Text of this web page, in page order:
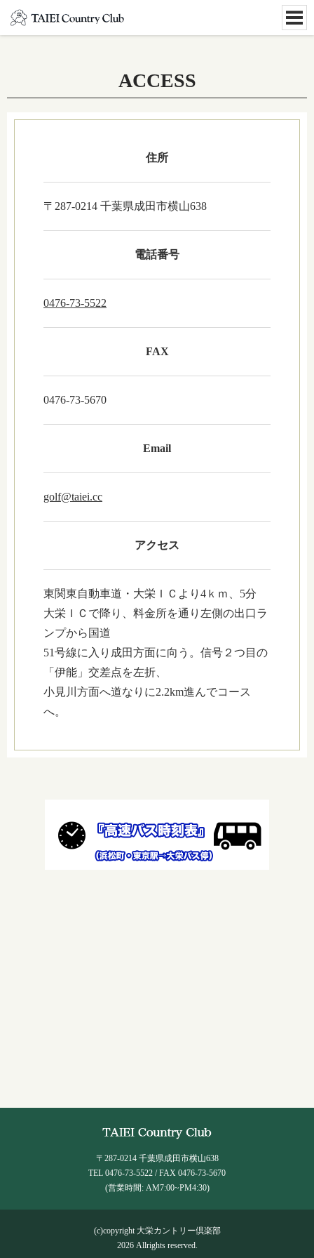
ACCESS
住所
〒287-0214 千葉県成田市横山638
電話番号
0476-73-5522
FAX
0476-73-5670
Email
golf@taiei.cc
アクセス
東関東自動車道・大栄ＩＣより4ｋｍ、5分
大栄ＩＣで降り、料金所を通り左側の出口ラ
ンプから国道
51号線に入り成田方面に向う。信号２つ目の
「伊能」交差点を左折、
小見川方面へ道なりに2.2km進んでコース
へ。
〒287-0214 千葉県成田市横山638
TEL 0476-73-5522 / FAX 0476-73-5670
(営業時間: AM7:00~PM4:30)
(c)copyright 大栄カントリー倶楽部
2026 Allrights reserved.